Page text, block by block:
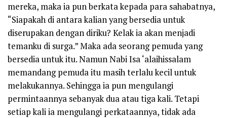
mereka, maka ia pun berkata kepada para sahabat­nya,
“Siapakah di antara kalian yang bersedia untuk
diserupakan dengan diriku? Kelak ia akan menjadi
temanku di surga.” Maka ada seorang pemuda yang
bersedia untuk itu. Namun Nabi Isa‘alaihissalam
memandang pemuda itu masih terlalu kecil untuk
melakukannya. Sehingga ia pun mengulangi
permintaannya sebanyak dua atau tiga kali. Tetapi
setiap kali ia mengulangi perkataannya, tidak ada